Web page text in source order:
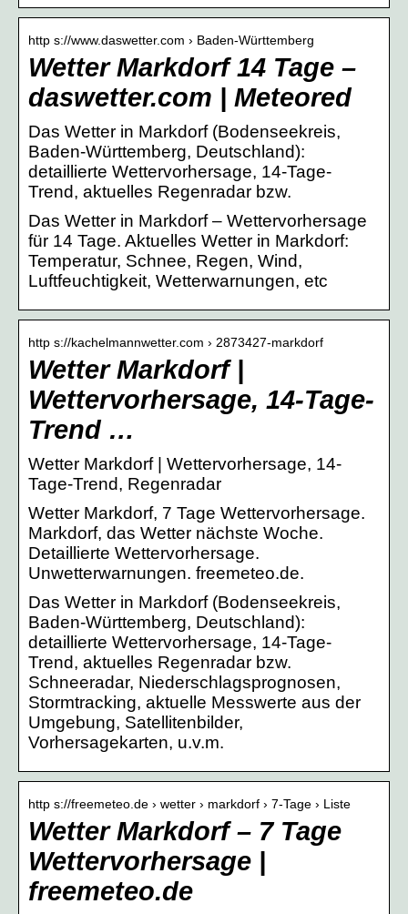
http s://www.daswetter.com › Baden-Württemberg
Wetter Markdorf 14 Tage –
daswetter.com | Meteored
Das Wetter in Markdorf (Bodenseekreis,
Baden-Württemberg, Deutschland):
detaillierte Wettervorhersage, 14-Tage-
Trend, aktuelles Regenradar bzw.
Das Wetter in Markdorf – Wettervorhersage
für 14 Tage. Aktuelles Wetter in Markdorf:
Temperatur, Schnee, Regen, Wind,
Luftfeuchtigkeit, Wetterwarnungen, etc
http s://kachelmannwetter.com › 2873427-markdorf
Wetter Markdorf |
Wettervorhersage, 14-Tage-
Trend …
Wetter Markdorf | Wettervorhersage, 14-
Tage-Trend, Regenradar
Wetter Markdorf, 7 Tage Wettervorhersage.
Markdorf, das Wetter nächste Woche.
Detaillierte Wettervorhersage.
Unwetterwarnungen. freemeteo.de.
Das Wetter in Markdorf (Bodenseekreis,
Baden-Württemberg, Deutschland):
detaillierte Wettervorhersage, 14-Tage-
Trend, aktuelles Regenradar bzw.
Schneeradar, Niederschlagsprognosen,
Stormtracking, aktuelle Messwerte aus der
Umgebung, Satellitenbilder,
Vorhersagekarten, u.v.m.
http s://freemeteo.de › wetter › markdorf › 7-Tage › Liste
Wetter Markdorf – 7 Tage
Wettervorhersage |
freemeteo.de